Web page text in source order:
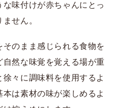
味付けが赤ちゃんにとっ
せん。
のまま感じられる食物を
然な味覚を覚える場が重
々に調味料を使用するよ
は素材の味が楽しめるよ